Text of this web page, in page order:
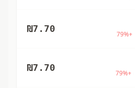
+
79%
₪7.70
+
79%
₪7.70